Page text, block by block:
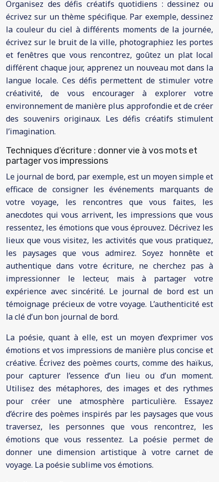
Organisez des défis créatifs quotidiens : dessinez ou
écrivez sur un thème spécifique. Par exemple, dessinez
la couleur du ciel à différents moments de la journée,
écrivez sur le bruit de la ville, photographiez les portes
et fenêtres que vous rencontrez, goûtez un plat local
différent chaque jour, apprenez un nouveau mot dans la
langue locale. Ces défis permettent de stimuler votre
créativité, de vous encourager à explorer votre
environnement de manière plus approfondie et de créer
des souvenirs originaux. Les défis créatifs stimulent
l’imagination.
Techniques d’écriture : donner vie à vos mots et
partager vos impressions
Le journal de bord, par exemple, est un moyen simple et
efficace de consigner les événements marquants de
votre voyage, les rencontres que vous faites, les
anecdotes qui vous arrivent, les impressions que vous
ressentez, les émotions que vous éprouvez. Décrivez les
lieux que vous visitez, les activités que vous pratiquez,
les paysages que vous admirez. Soyez honnête et
authentique dans votre écriture, ne cherchez pas à
impressionner le lecteur, mais à partager votre
expérience avec sincérité. Le journal de bord est un
témoignage précieux de votre voyage. L’authenticité est
la clé d’un bon journal de bord.
La poésie, quant à elle, est un moyen d’exprimer vos
émotions et vos impressions de manière plus concise et
créative. Écrivez des poèmes courts, comme des haïkus,
pour capturer l’essence d’un lieu ou d’un moment.
Utilisez des métaphores, des images et des rythmes
pour créer une atmosphère particulière. Essayez
d’écrire des poèmes inspirés par les paysages que vous
traversez, les personnes que vous rencontrez, les
émotions que vous ressentez. La poésie permet de
donner une dimension artistique à votre carnet de
voyage. La poésie sublime vos émotions.